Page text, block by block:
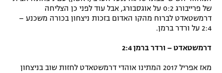
תקנון עבור פעילות אלקטרה
תקנון עבור פעילות ספורט 1 – "מרלן"
גיימינג E-Sports
תנאי שימוש
בייסבול MLB
אומנויות לחימה
של פרייבורג 0:2 על אוגסבורג, אבל עוד לפני כן הצליחה
דרמשטאדט לברוח מהקו האדום בזכות ניצחון בכורה משכנע –
2:4 על ורדר ברמן.
דרמשטאדט – ורדר ברמן 2:4
מאז אפריל 2017 המתינו אוהדי דרמשטאדט לחזות שוב בניצחון